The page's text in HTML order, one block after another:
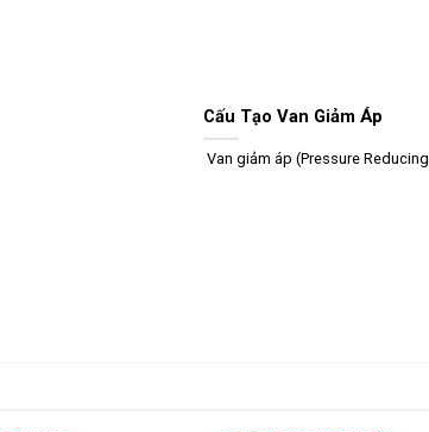
Cấu Tạo Van Giảm Áp
Van giảm áp (Pressure